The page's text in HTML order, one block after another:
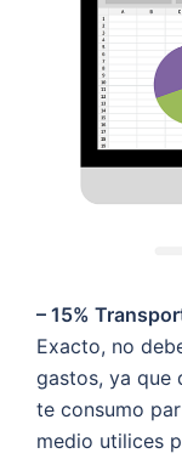
– 15%
Exacto, no
gastos, ya que
te consumo
medio utilices